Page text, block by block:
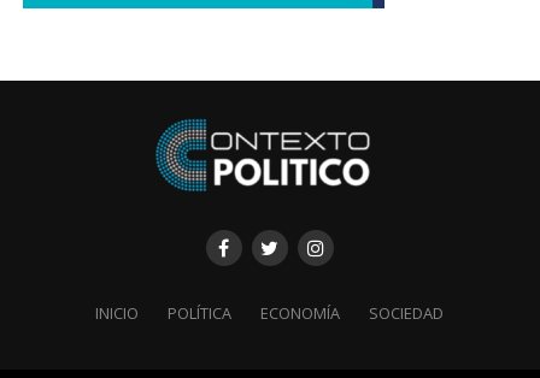
INICIO POLÍTICA ECONOMÍA SOCIEDAD